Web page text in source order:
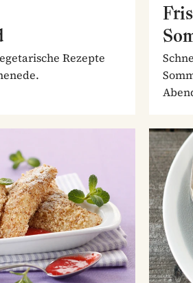
Rezepte